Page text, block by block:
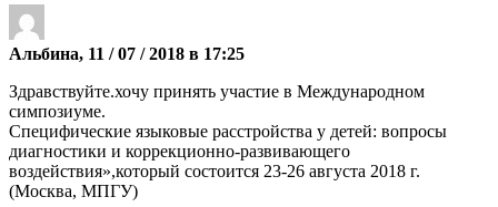
Альбина, 11 / 07 / 2018 в 17:25
Здравствуйте.хочу принять участие в Международном
симпозиуме.
Специфические языковые расстройства у детей: вопросы
диагностики и коррекционно-развивающего
воздействия»,который состоится 23-26 августа 2018 г.
(Москва, МПГУ)